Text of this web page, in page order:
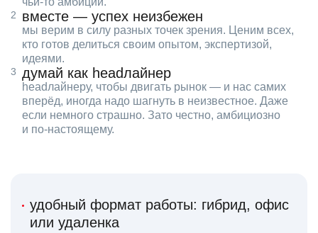
вместе — успех неизбежен
мы верим в силу разных точек зрения. Ценим всех,
кто готов делиться своим опытом, экспертизой,
идеями.
думай как headлайнер
headлайнеру, чтобы двигать рынок — и нас самих
вперёд, иногда надо шагнуть в неизвестное. Даже
если немного страшно. Зато честно, амбициозно
и по‑настоящему.
удобный формат работы: гибрид, офис
или удаленка